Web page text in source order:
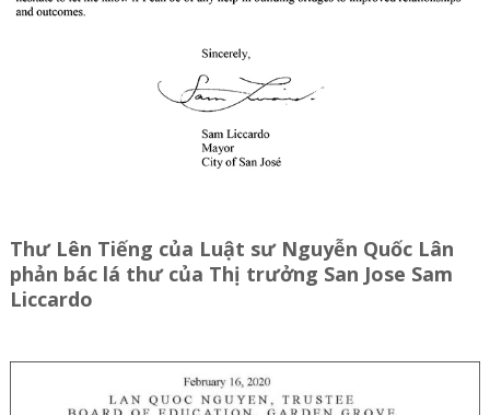
Thư Lên Tiếng của Luật sư Nguyễn Quốc Lân
phản bác lá thư của Thị trưởng San Jose Sam
Liccardo